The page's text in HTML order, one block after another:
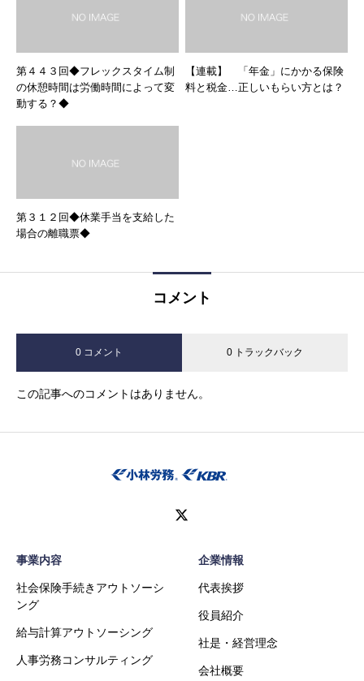
第４４３回◆フレックスタイム制
の休憩時間は労働時間によって変
動する？◆
【連載】 「年金」にかかる保険
料と税金…正しいもらい方とは？
第３１２回◆休業手当を支給した
場合の離職票◆
コメント
0 コメント 0 トラックバック
この記事へのコメントはありません。
事業内容
社会保険手続きアウトソーシ
ング
給与計算アウトソーシング
人事労務コンサルティング
企業情報
代表挨拶
役員紹介
社是・経営理念
会社概要